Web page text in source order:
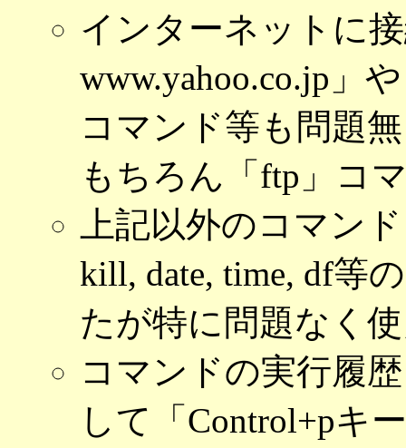
インターネットに
www.yahoo.co.jp」
コマンド等も問題
もちろん「ftp」コ
上記以外のコマン
kill, date, time, df等
たが特に問題なく
コマンドの実行履
して「Control+pキ